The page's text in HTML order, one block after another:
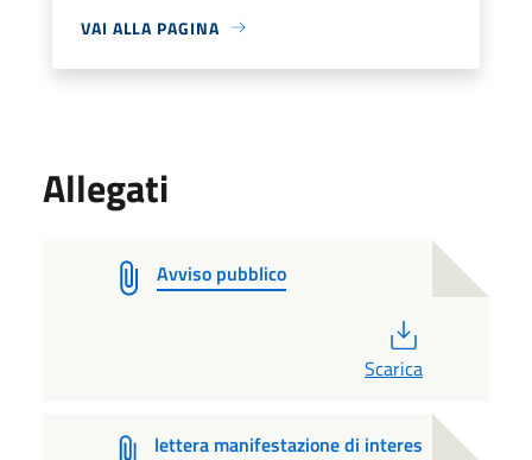
VAI ALLA PAGINA
Allegati
Avviso pubblico
Scarica
lettera manifestazione di interes